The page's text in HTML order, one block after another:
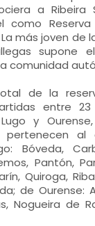
a
como
La más joven de
supone
comunidad
de la
entre
y
pertenecen al
Bóveda,
Pantón,
Quiroga,
de Ourense:
Nogueira de